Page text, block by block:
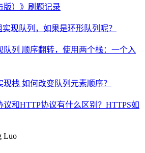
版）》刷题记录
现队列，如果是环形队列呢？
队列 顺序翻转，使用两个栈：一个入
现栈 如何改变队列元素顺序？
议和HTTP协议有什么区别？HTTPS如
Luo